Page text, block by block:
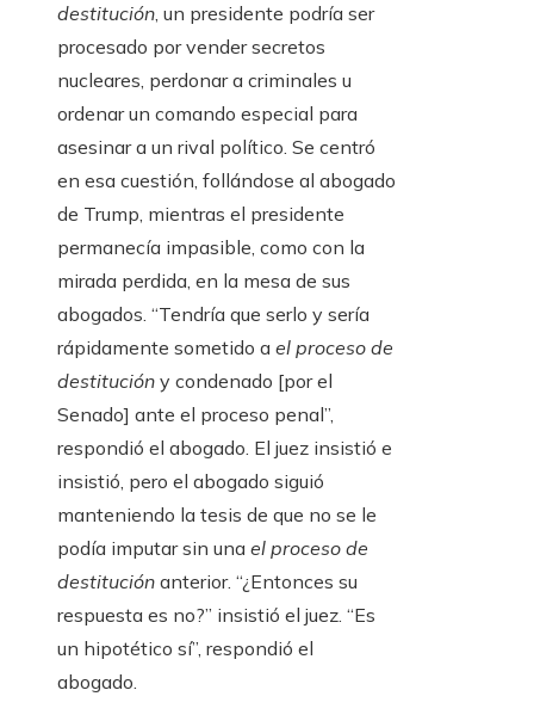
destitución, un presidente podría ser
procesado por vender secretos
nucleares, perdonar a criminales u
ordenar un comando especial para
asesinar a un rival político. Se centró
en esa cuestión, follándose al abogado
de Trump, mientras el presidente
permanecía impasible, como con la
mirada perdida, en la mesa de sus
abogados. “Tendría que serlo y sería
rápidamente sometido a el proceso de
destitución y condenado [por el
Senado] ante el proceso penal”,
respondió el abogado. El juez insistió e
insistió, pero el abogado siguió
manteniendo la tesis de que no se le
podía imputar sin una el proceso de
destitución anterior. “¿Entonces su
respuesta es no?” insistió el juez. “Es
un hipotético sí”, respondió el
abogado.